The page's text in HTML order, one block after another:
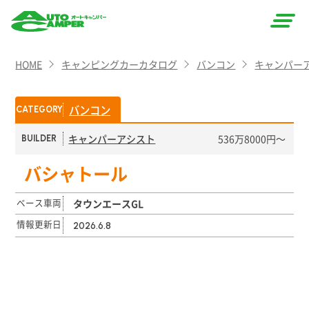
CAMPER
（オート
キャン
パー）
HOME キャンピングカーカタログ バンコン キャンパー
CATEGORY バンコン
BUILDER キャンパーアシスト 536万8000円〜
バシャトール
ベース車両 タウンエースGL
情報更新日 2026.6.8